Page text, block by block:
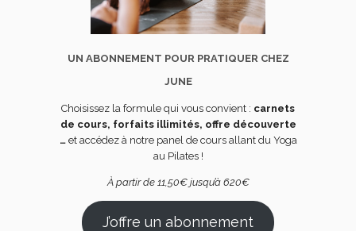
UN ABONNEMENT POUR PRATIQUER CHEZ
JUNE
Choisissez la formule qui vous convient : carnets
de cours, forfaits illimités, offre découverte
…et accédez à notre panel de cours allant du Yoga
au Pilates !
À partir de 11,50€ jusqu’à 620€
J’offre un abonnement